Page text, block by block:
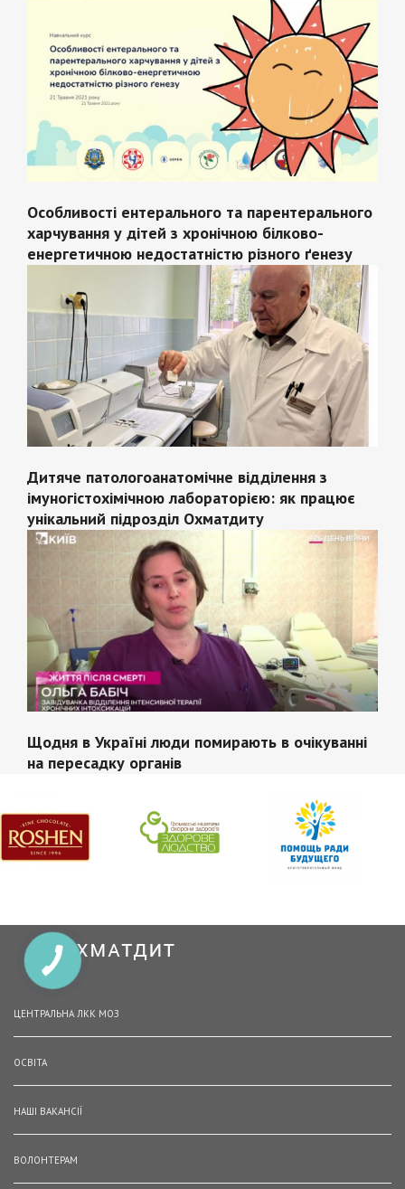
Особливості ентерального та парентерального
харчування у дітей з хронічною білково-
енергетичною недостатністю різного ґенезу
Дитяче патологоанатомічне відділення з
імуногістохімічною лабораторією: як працює
унікальний підрозділ Охматдиту
Щодня в Україні люди помирають в очікуванні
на пересадку органів
ЦЕНТРАЛЬНА ЛКК МОЗ
ОСВІТА
НАШІ ВАКАНСІЇ
ВОЛОНТЕРАМ